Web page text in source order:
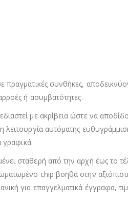
πραγματικές συνθήκες,
ή ασυμβατότητες.
με ακρίβεια ώστε να
λειτουργία αυτόματης
γραφικά.
σταθερή από την αρχή έως το
chip βοηθά στην
για επαγγελματικά έγγραφα,